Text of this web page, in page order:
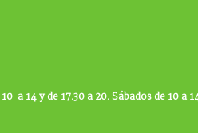
a 14 y de 17.30 a 20. Sábados de 10 a